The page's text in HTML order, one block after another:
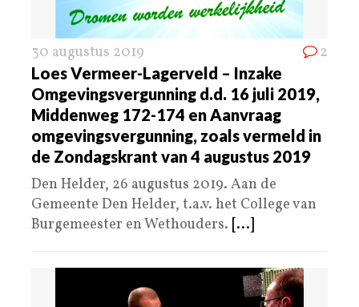
30 augustus 2019 2
Loes Vermeer-Lagerveld – Inzake
Omgevingsvergunning d.d. 16 juli 2019,
Middenweg 172-174 en Aanvraag
omgevingsvergunning, zoals vermeld in
de Zondagskrant van 4 augustus 2019
Den Helder, 26 augustus 2019. Aan de
Gemeente Den Helder, t.a.v. het College van
Burgemeester en Wethouders. [...]